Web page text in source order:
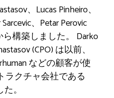
、Lucas Pinheiro、
、Petar Perovic
ら構築しました。 Darko
(CPO) は以前、
などの顧客が使
ラクチャ会社である
。